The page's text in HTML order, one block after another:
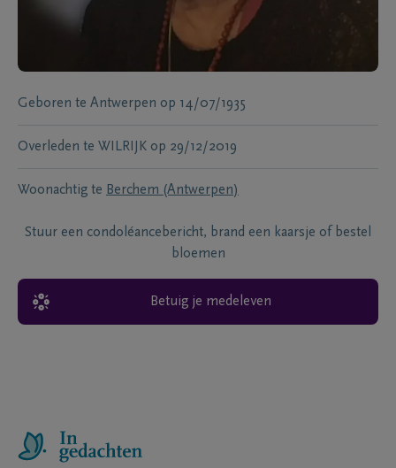
Geboren te Antwerpen op 14/07/1935
Overleden te WILRIJK op 29/12/2019
Woonachtig te Berchem (Antwerpen)
Stuur een condoléancebericht, brand een kaarsje of bestel
bloemen
Betuig je medeleven